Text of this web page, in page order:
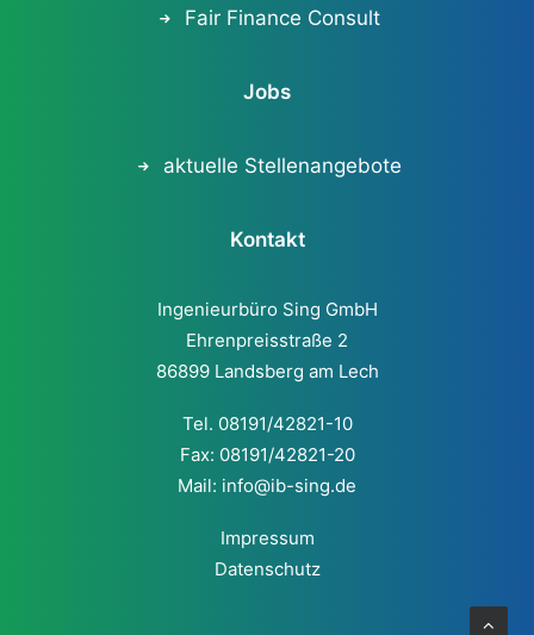
Fair Finance Consult
Jobs
aktuelle Stellenangebote
Kontakt
Ingenieurbüro Sing GmbH
Ehrenpreisstraße 2
86899 Landsberg am Lech
Tel. 08191/42821-10
Fax: 08191/42821-20
Mail: info@ib-sing.de
Impressum
Datenschutz